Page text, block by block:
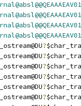
?
?
?
?
?
?